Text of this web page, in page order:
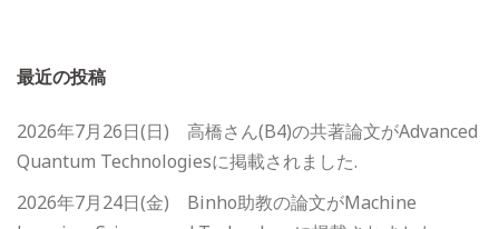
ン
最近の投稿
2026年7月26日(日) 高橋さん(B4)の共著論文がAdvanced
Quantum Technologiesに掲載されました.
2026年7月24日(金) Binho助教の論文がMachine